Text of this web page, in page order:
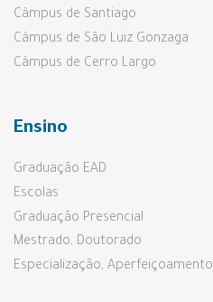
Câmpus de Santiago
Câmpus de São Luiz Gonzaga
Câmpus de Cerro Largo
Ensino
Graduação EAD
Escolas
Graduação Presencial
Mestrado, Doutorado
Especialização, Aperfeiçoamento